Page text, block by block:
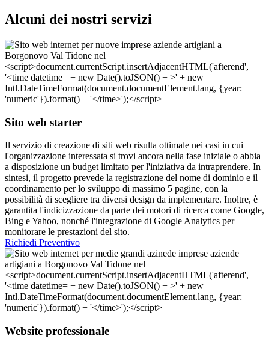
Alcuni dei nostri servizi
Sito web starter
Il servizio di creazione di siti web risulta ottimale nei casi in cui
l'organizzazione interessata si trovi ancora nella fase iniziale o abbia
a disposizione un budget limitato per l'iniziativa da intraprendere. In
sintesi, il progetto prevede la registrazione del nome di dominio e il
coordinamento per lo sviluppo di massimo 5 pagine, con la
possibilità di scegliere tra diversi design da implementare. Inoltre, è
garantita l'indicizzazione da parte dei motori di ricerca come Google,
Bing e Yahoo, nonché l'integrazione di Google Analytics per
monitorare le prestazioni del sito.
Richiedi Preventivo
Website professionale